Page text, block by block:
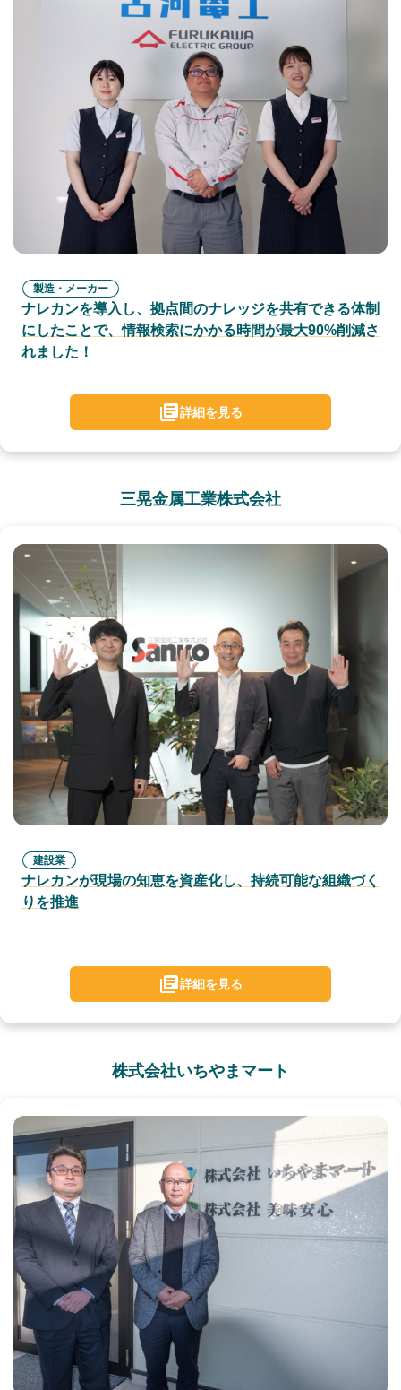
製造・メーカー
ナレカンを導入し、拠点間のナレッジを共有できる体制
にしたことで、情報検索にかかる時間が最大90%削減さ
れました！
詳細を見る
三晃金属工業株式会社
建設業
ナレカンが現場の知恵を資産化し、持続可能な組織づく
りを推進
詳細を見る
株式会社いちやまマート